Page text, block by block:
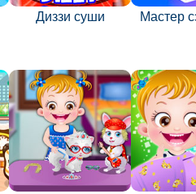
Диззи суши Мастер